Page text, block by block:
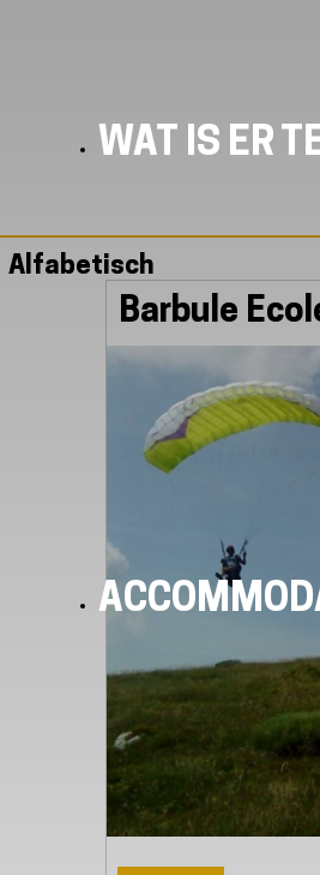
WAT IS ER
Alfabetisch
Barbule